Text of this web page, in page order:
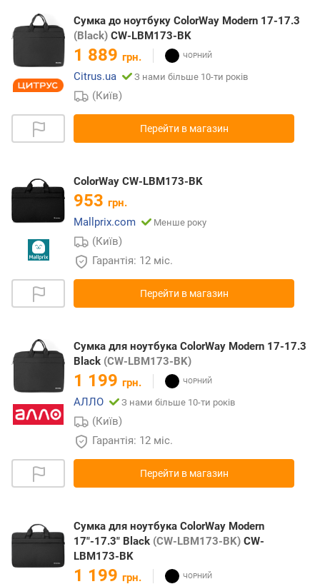
Сумка до ноутбуку ColorWay Modern 17-17.3
(Black) CW-LBM173-BK
1 889 грн.
Citrus.ua
З нами більше 10-ти років
(Київ)
Перейти в магазин
ColorWay CW-LBM173-BK
953 грн.
Mallprix.com
Менше року
(Київ)
Гарантія: 12 міс.
Перейти в магазин
Сумка для ноутбука ColorWay Modern 17-17.3
Black (CW-LBM173-BK)
1 199 грн.
АЛЛО
З нами більше 10-ти років
(Київ)
Гарантія: 12 міс.
Перейти в магазин
Сумка для ноутбука ColorWay Modern
17"-17.3" Black (CW-LBM173-BK) CW-
LBM173-BK
1 199 грн.